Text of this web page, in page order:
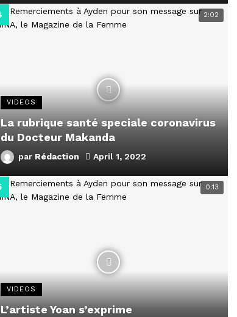
2:02
VIDEOS
La rubrique santé speciale coronavirus
du Docteur Makanda
par Rédaction April 1, 2022
0:13
VIDEOS
L’artiste Yoan s’exprime